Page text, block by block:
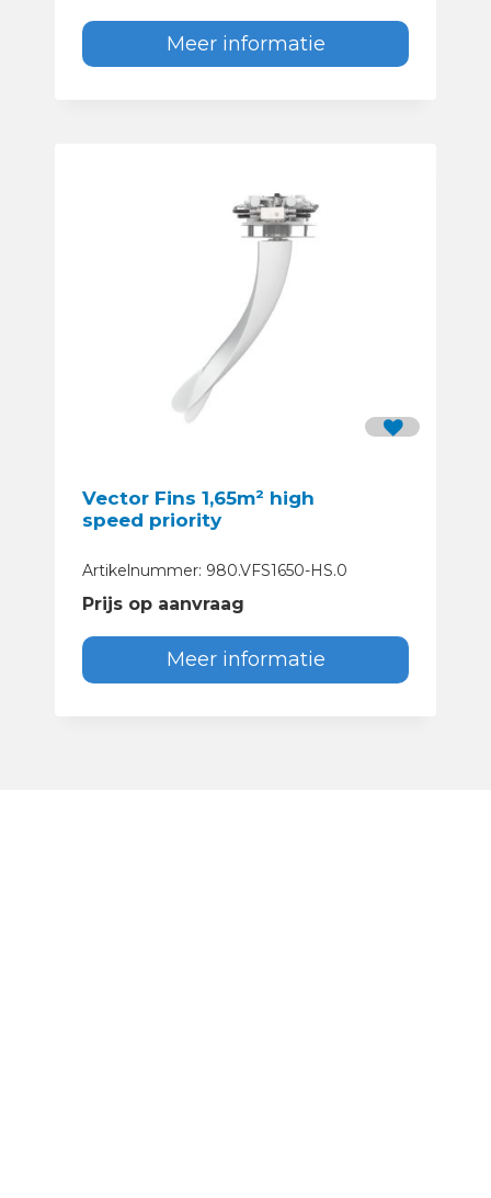
Meer informatie
Vector Fins 1,65m² high
speed priority
Artikelnummer: 980.VFS1650-HS.0
Prijs op aanvraag
Meer informatie